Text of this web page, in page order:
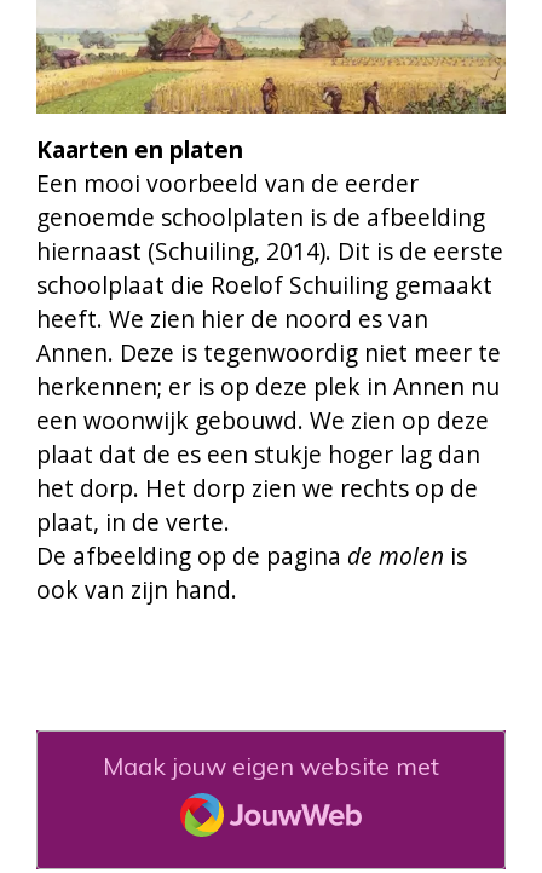
Kaarten en platen
Een mooi voorbeeld van de eerder
genoemde schoolplaten is de afbeelding
hiernaast (Schuiling, 2014). Dit is de eerste
schoolplaat die Roelof Schuiling gemaakt
heeft. We zien hier de noord es van
Annen. Deze is tegenwoordig niet meer te
herkennen; er is op deze plek in Annen nu
een woonwijk gebouwd. We zien op deze
plaat dat de es een stukje hoger lag dan
het dorp. Het dorp zien we rechts op de
plaat, in de verte.
De afbeelding op de pagina de molen is
ook van zijn hand.
Maak jouw eigen website met
JouwWeb